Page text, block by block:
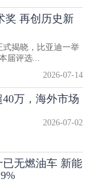
奖 再创历史新
式揭晓，比亚迪一举
届评选...
2026-07-14
万，海外市场
2026-07-02
无燃油车 新能